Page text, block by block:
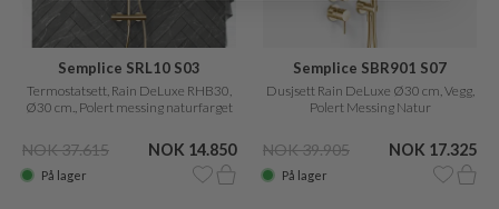
Semplice SRL10 S03
Termostatsett, Rain DeLuxe RHB30,
Ø30 cm., Polert messing naturfarget
NOK 37.615 NOK 14.850
På lager
Semplice SBR901 S07
Dusjsett Rain DeLuxe Ø30 cm, Vegg,
Polert Messing Natur
NOK 39.905 NOK 17.325
På lager